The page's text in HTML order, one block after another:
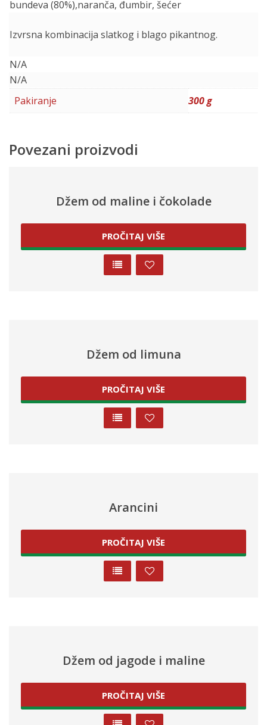
bundeva (80%),naranča, đumbir, šećer
Izvrsna kombinacija slatkog i blago pikantnog.
N/A
N/A
Pakiranje
300 g
Povezani proizvodi
Džem od maline i čokolade
PROČITAJ VIŠE
Džem od limuna
PROČITAJ VIŠE
Arancini
PROČITAJ VIŠE
Džem od jagode i maline
PROČITAJ VIŠE